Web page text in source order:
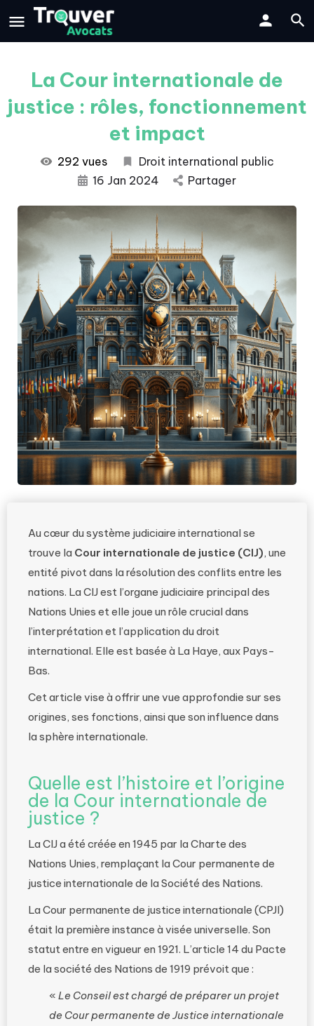
La Cour internationale de
justice : rôles, fonctionnement
et impact
292 vues
Droit international public
16 Jan 2024
Partager
Au cœur du système judiciaire international se
trouve la Cour internationale de justice (CIJ), une
entité pivot dans la résolution des conflits entre les
nations. La CIJ est l’organe judiciaire principal des
Nations Unies et elle joue un rôle crucial dans
l’interprétation et l’application du droit
international. Elle est basée à La Haye, aux Pays-
Bas.
Cet article vise à offrir une vue approfondie sur ses
origines, ses fonctions, ainsi que son influence dans
la sphère internationale.
Quelle est l’histoire et l’origine
de la Cour internationale de
justice ?
La CIJ a été créée en 1945 par la Charte des
Nations Unies, remplaçant la Cour permanente de
justice internationale de la Société des Nations.
La Cour permanente de justice internationale (CPJI)
était la première instance à visée universelle. Son
statut entre en vigueur en 1921. L’article 14 du Pacte
de la société des Nations de 1919 prévoit que :
« Le Conseil est chargé de préparer un projet
de Cour permanente de Justice internationale